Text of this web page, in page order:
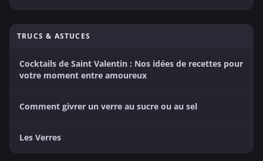
TRUCS & ASTUCES
Cocktails de Saint Valentin : Nos idées de recettes pour
votre moment entre amoureux
Comment givrer un verre au sucre ou au sel
Les Verres